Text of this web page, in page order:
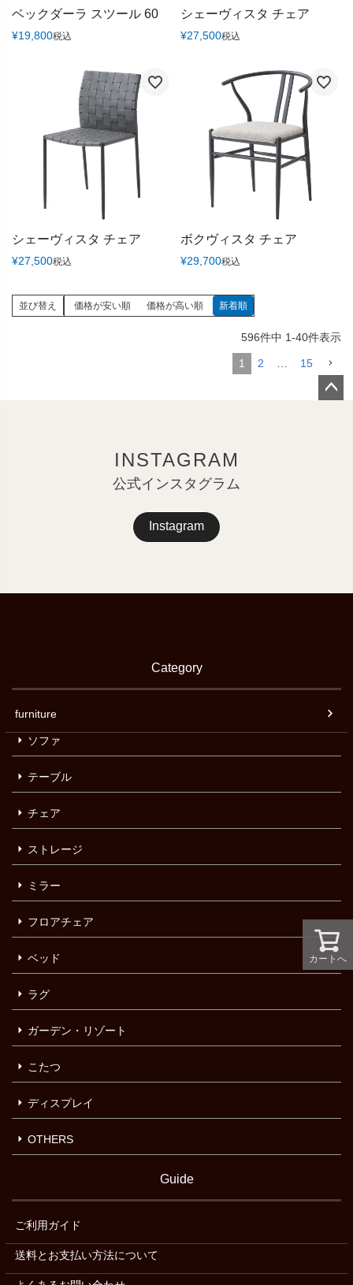
ベックダーラ スツール 60
¥19,800税込
シェーヴィスタ チェア
¥27,500税込
シェーヴィスタ チェア
¥27,500税込
ボクヴィスタ チェア
¥29,700税込
並び替え 価格が安い順 価格が高い順 新着順
596件中 1-40件表示
1 2 15
カートへ
INSTAGRAM
公式インスタグラム
Instagram
Category
furniture
ソファ
テーブル
チェア
ストレージ
ミラー
フロアチェア
ベッド
ラグ
ガーデン・リゾート
こたつ
ディスプレイ
OTHERS
Guide
ご利用ガイド
送料とお支払い方法について